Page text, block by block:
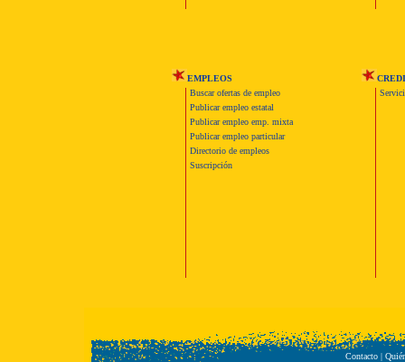
EMPLEOS
Buscar ofertas de empleo
Publicar empleo estatal
Publicar empleo emp. mixta
Publicar empleo particular
Directorio de empleos
Suscripción
Contacto|